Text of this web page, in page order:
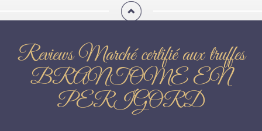
Reviews Marché certifié aux truffes
BRANTOME EN
PERIGORD